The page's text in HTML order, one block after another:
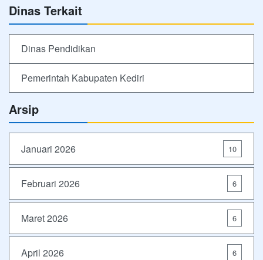
Dinas Terkait
Dinas Pendidikan
Pemerintah Kabupaten Kediri
Arsip
Januari 2026 10
Februari 2026 6
Maret 2026 6
April 2026 6